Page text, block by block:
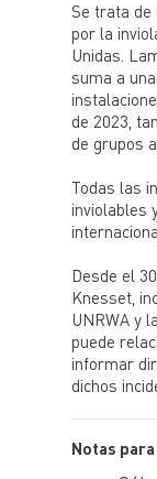
Se trata de
por la
Unidas.
suma a
de 2023,
de grupos
Todas las
inviolables
Desde el
Knesset,
UNRWA y
puede
informar
dichos
Notas
por el
los servicios
gastos de
Programas
operan con
portales de
establecido
mandato de
millones de
humano en
situación.
la salud,
mejora de
UNRWA
programas
sociedad